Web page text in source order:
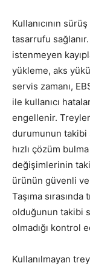
Kullanıcının
tasarrufu
istenmeyen
yükleme, aks
servis zamanı,
ile kullanıcı
engellenir.
durumunun takibi
hızlı çözüm
değişimlerinin
ürünün güvenli
Taşıma sırasında
olduğunun takibi
olmadığı kontrol
Kullanılmayan